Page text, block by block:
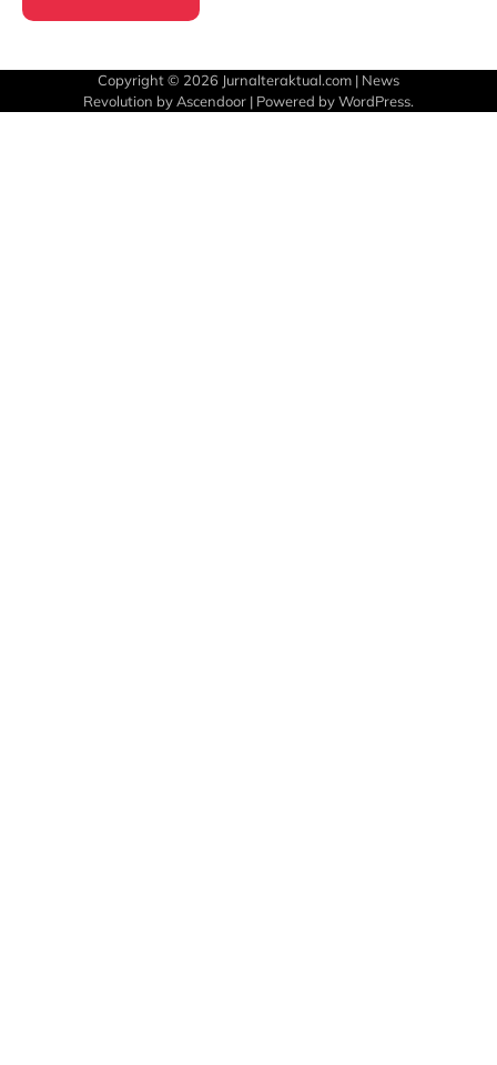
Copyright © 2026 Jurnalteraktual.com | News
Revolution byAscendoor | Powered byWordPress.